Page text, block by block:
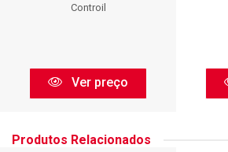
Controil
Ver preço
Produtos Relacionados